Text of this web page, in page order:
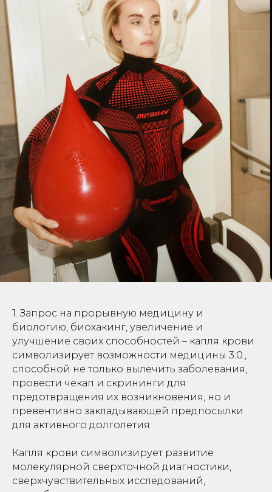
1. Запрос на прорывную медицину и
биологию, биохакинг, увеличение и
улучшение своих способностей – капля крови
символизирует возможности медицины 3.0.,
способной не только вылечить заболевания,
провести чекап и скрининги для
предотвращения их возникновения, но и
превентивно закладывающей предпосылки
для активного долголетия.
Капля крови символизирует развитие
молекулярной сверхточной диагностики,
сверхчувствительных исследований,